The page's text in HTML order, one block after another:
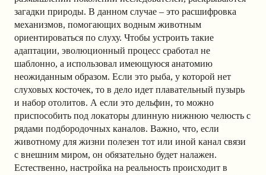
загадки природы. В данном случае – это расшифровка
механизмов, помогающих водным животным
ориентироваться по слуху. Чтобы устроить такие
адаптации, эволюционный процесс сработал не
шаблонно, а использовал имеющуюся анатомию
неожиданным образом. Если это рыба, у которой нет
слуховых косточек, то в дело идет плавательный пузырь
и набор отолитов. А если это дельфин, то можно
приспособить под локаторы длинную нижнюю челюсть с
рядами подбородочных каналов. Важно, что, если
животному для жизни полезен тот или иной канал связи
с внешним миром, он обязательно будет налажен.
Естественно, настройка на реальность происходит в